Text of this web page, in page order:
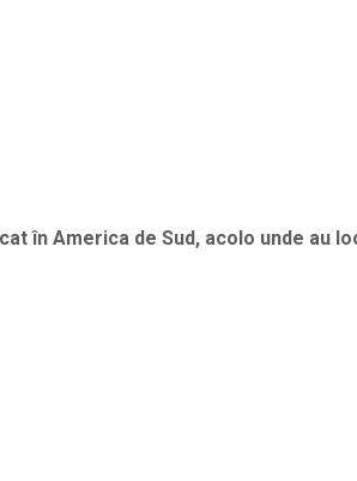
în America de Sud, acolo unde au